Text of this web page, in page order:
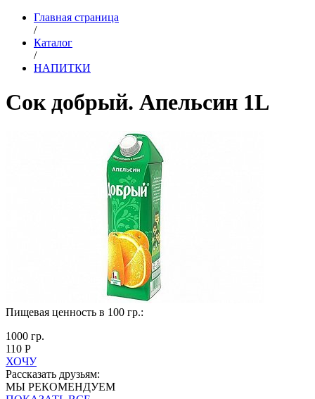
Главная страница
/
Каталог
/
НАПИТКИ
Сок добрый. Апельсин 1L
Пищевая ценность в 100 гр.:
1000 гр.
110 Р
ХОЧУ
Рассказать друзьям:
МЫ РЕКОМЕНДУЕМ